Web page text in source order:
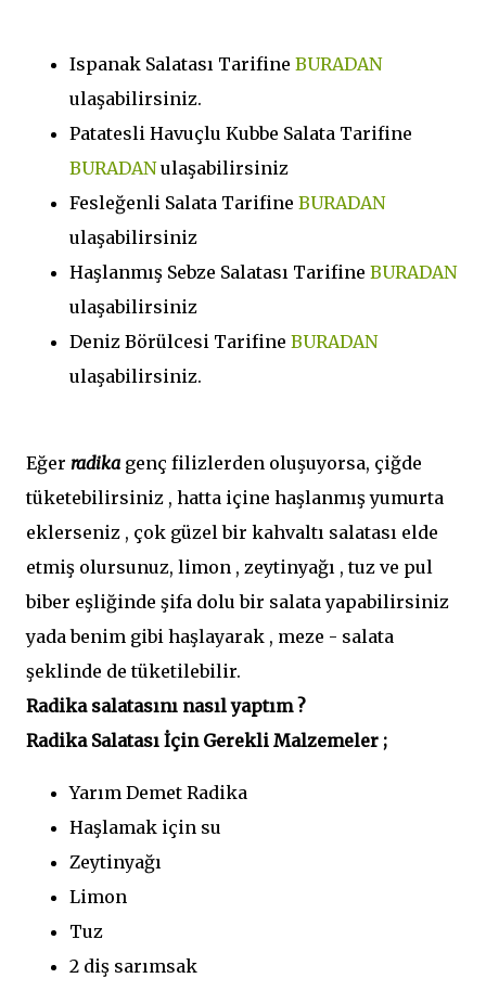
Ispanak Salatası Tarifine BURADAN
ulaşabilirsiniz.
Patatesli Havuçlu Kubbe Salata Tarifine
BURADANulaşabilirsiniz
Fesleğenli Salata Tarifine BURADAN
ulaşabilirsiniz
Haşlanmış Sebze Salatası Tarifine BURADAN
ulaşabilirsiniz
Deniz Börülcesi Tarifine BURADAN
ulaşabilirsiniz.
Eğer radika genç filizlerden oluşuyorsa, çiğde
tüketebilirsiniz , hatta içine haşlanmış yumurta
eklerseniz , çok güzel bir kahvaltı salatası elde
etmiş olursunuz, limon , zeytinyağı , tuz ve pul
biber eşliğinde şifa dolu bir salata yapabilirsiniz
yada benim gibi haşlayarak , meze - salata
şeklinde de tüketilebilir.
Radika salatasını nasıl yaptım ?
Radika Salatası İçin Gerekli Malzemeler ;
Yarım Demet Radika
Haşlamak için su
Zeytinyağı
Limon
Tuz
2 diş sarımsak